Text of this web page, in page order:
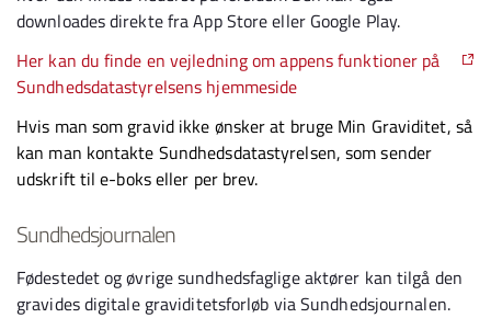
downloades direkte fra App Store eller Google Play.
Her kan du finde en vejledning om appens funktioner på
Sundhedsdatastyrelsens hjemmeside
Hvis man som gravid ikke ønsker at bruge Min Graviditet, så
kan man kontakte Sundhedsdatastyrelsen, som sender
udskrift til e-boks eller per brev.
Sundhedsjournalen
Fødestedet og øvrige sundhedsfaglige aktører kan tilgå den
gravides digitale graviditetsforløb via Sundhedsjournalen.